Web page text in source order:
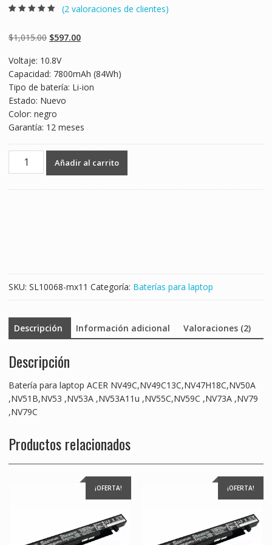
basado en
puntuaciones
(2 valoraciones de clientes)
$1,015.00 Original
was:
$1,015.00.
$597.00Current
$597.00.
Voltaje: 10.8V
Capacidad: 7800mAh (84Wh)
Tipo de batería: Li-ion
Estado: Nuevo
Color: negro
Garantía: 12 meses
Batería
,NV73A
,NV79
,NV79C
cantidad
Añadir al carrito
SKU: SL10068-mx11 Categoría: Baterías para laptop
Descripción Información adicional Valoraciones (2)
Descripción
Batería para laptop ACER NV49C,NV49C13C,NV47H18C,NV50A
,NV51B,NV53 ,NV53A ,NV53A11u ,NV55C,NV59C ,NV73A ,NV79
,NV79C
Productos relacionados
¡OFERTA! ¡OFERTA!